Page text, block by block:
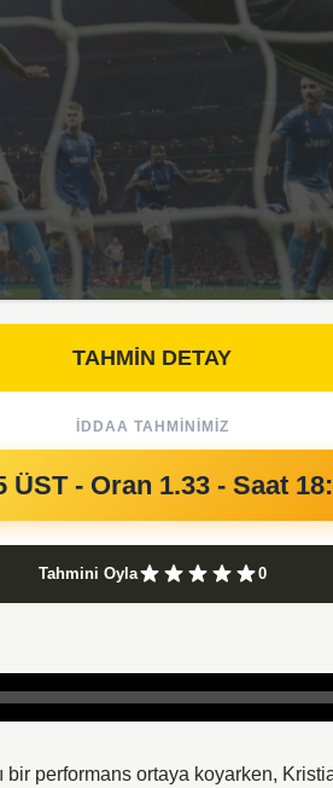
TAHMİN DETAY
İDDAA TAHMINIMIZ
ÜST - Oran 1.33 - Saat
Tahmini Oyla 0
bir performans ortaya koyarken,